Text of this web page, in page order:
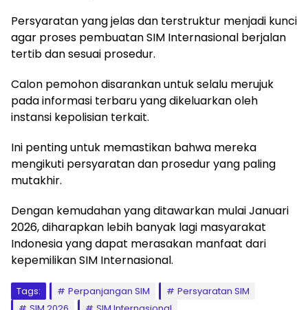
Persyaratan yang jelas dan terstruktur menjadi kunci
agar proses pembuatan SIM Internasional berjalan
tertib dan sesuai prosedur.
Calon pemohon disarankan untuk selalu merujuk
pada informasi terbaru yang dikeluarkan oleh
instansi kepolisian terkait.
Ini penting untuk memastikan bahwa mereka
mengikuti persyaratan dan prosedur yang paling
mutakhir.
Dengan kemudahan yang ditawarkan mulai Januari
2026, diharapkan lebih banyak lagi masyarakat
Indonesia yang dapat merasakan manfaat dari
kepemilikan SIM Internasional.
Tags: Perpanjangan SIM
Persyaratan SIM